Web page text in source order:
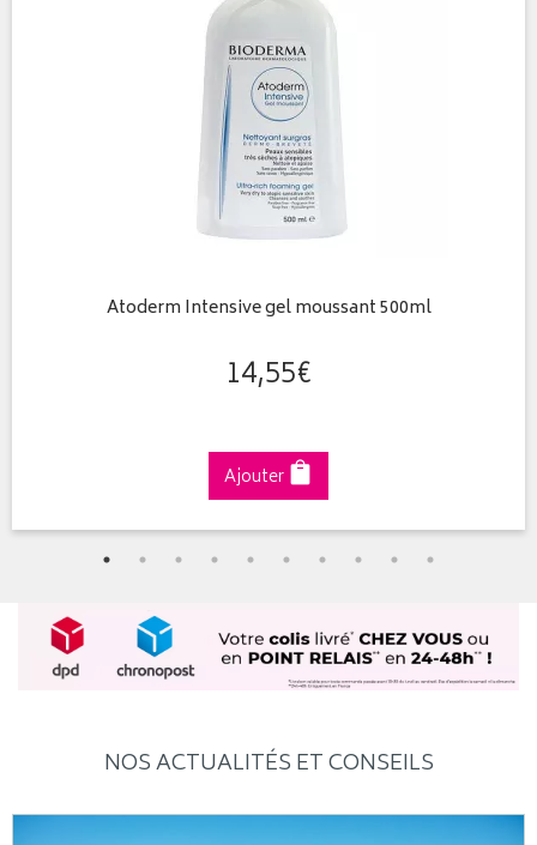
Atoderm Intensive gel moussant 500ml
14,55€
Ajouter
NOS ACTUALITÉS ET CONSEILS